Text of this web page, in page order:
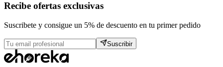
Recibe ofertas exclusivas
Suscribete y consigue un 5% de descuento en tu primer pedido
Suscribir